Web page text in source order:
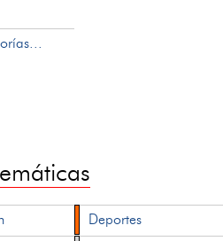
Deportes